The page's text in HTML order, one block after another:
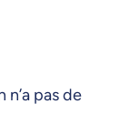
pas de